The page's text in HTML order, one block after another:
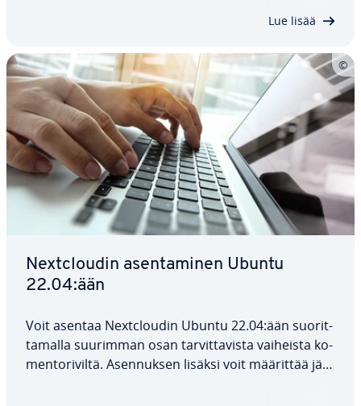
Lue lisää
Nextclou­din asen­ta­mi­nen Ubuntu
22.04:ään
Voit asentaa Nextclou­din Ubuntu 22.04:ään suo­rit­
ta­mal­la suurimman osan tar­vit­ta­vis­ta vaiheista ko­
men­to­ri­vil­tä. Asen­nuk­sen lisäksi voit määrittää jär­